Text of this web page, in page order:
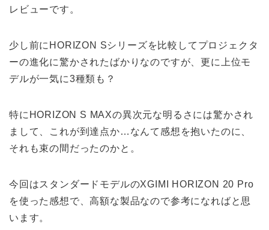
レビューです。
少し前にHORIZON Sシリーズを比較してプロジェクタ
ーの進化に驚かされたばかりなのですが、更に上位モ
デルが一気に3種類も？
特にHORIZON S MAXの異次元な明るさには驚かされ
まして、これが到達点か…なんて感想を抱いたのに、
それも束の間だったのかと。
今回はスタンダードモデルのXGIMI HORIZON 20 Pro
を使った感想で、高額な製品なので参考になればと思
います。